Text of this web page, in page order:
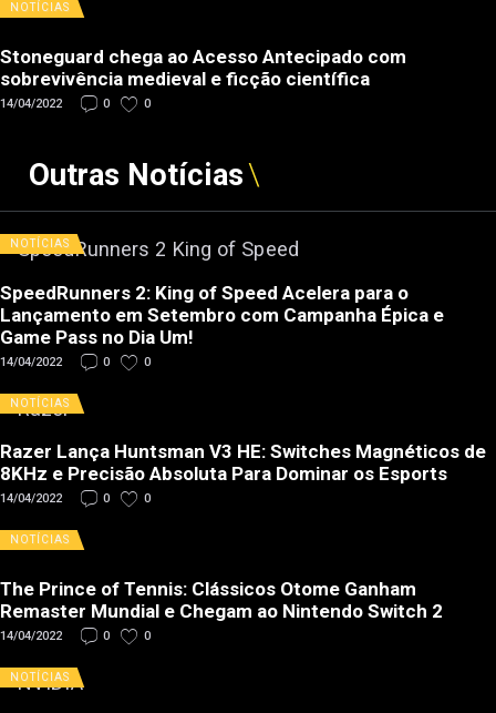
NOTÍCIAS
Stoneguard chega ao Acesso Antecipado com
sobrevivência medieval e ficção científica
14/04/2022 0 0
Outras Notícias
NOTÍCIAS
SpeedRunners 2: King of Speed Acelera para o
Lançamento em Setembro com Campanha Épica e
Game Pass no Dia Um!
14/04/2022 0 0
NOTÍCIAS
Razer Lança Huntsman V3 HE: Switches Magnéticos de
8KHz e Precisão Absoluta Para Dominar os Esports
14/04/2022 0 0
NOTÍCIAS
The Prince of Tennis: Clássicos Otome Ganham
Remaster Mundial e Chegam ao Nintendo Switch 2
14/04/2022 0 0
NOTÍCIAS